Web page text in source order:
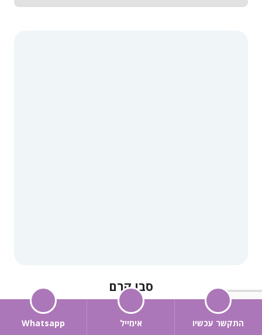
התקשר עכשיו אימייל Whatsapp
סבו קרם
לקנייה